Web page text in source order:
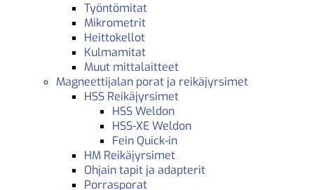
Työntömitat
Mikrometrit
Heittokellot
Kulmamitat
Muut mittalaitteet
Magneettijalan porat ja reikäjyrsimet
HSS Reikäjyrsimet
HSS Weldon
HSS-XE Weldon
Fein Quick-in
HM Reikäjyrsimet
Ohjain tapit ja adapterit
Porrasporat